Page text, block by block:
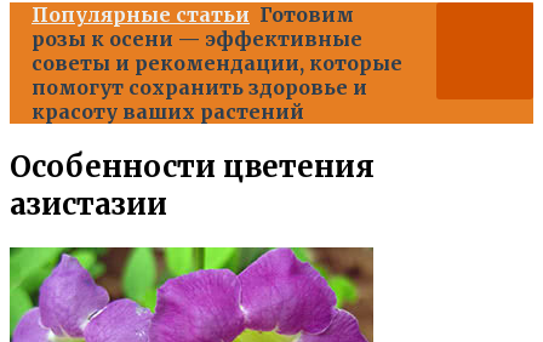
Популярные статьи Готовим
розы к осени — эффективные
советы и рекомендации, которые
помогут сохранить здоровье и
красоту ваших растений
Особенности цветения
азистазии